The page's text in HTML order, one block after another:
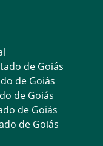
de Goiás
de Goiás
de Goiás
de Goiás
de Goiás